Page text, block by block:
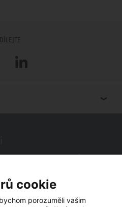
LinkedIn
cookie
porozuměli vašim